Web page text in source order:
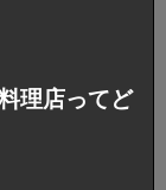
理店ってど